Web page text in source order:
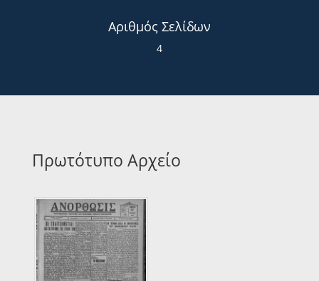
Αριθμός Σελίδων
4
Πρωτότυπο Αρχείο